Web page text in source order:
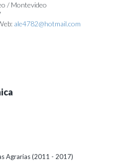
/ Montevideo
ale4782@hotmail.com
Agrarias (2011 - 2017)